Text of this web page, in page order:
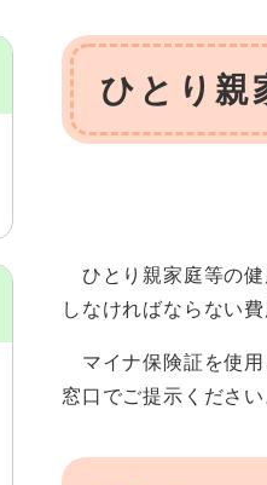
本
文
ひとり親
ひとり親家庭等の健
しなければならない
マイナ保険証を使用
窓口でご提示ください